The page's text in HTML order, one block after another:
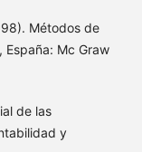
Métodos de
Mc Graw
de las
y